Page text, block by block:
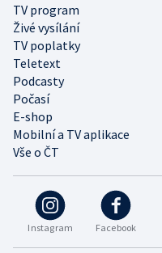
Instagram Facebook
TV program
Živé vysílání
TV poplatky
Teletext
Podcasty
Počasí
E-shop
Mobilní a TV aplikace
Vše o ČT